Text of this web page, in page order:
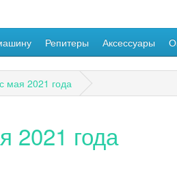
Репитеры Аксессуары
мая 2021 года
2021 года